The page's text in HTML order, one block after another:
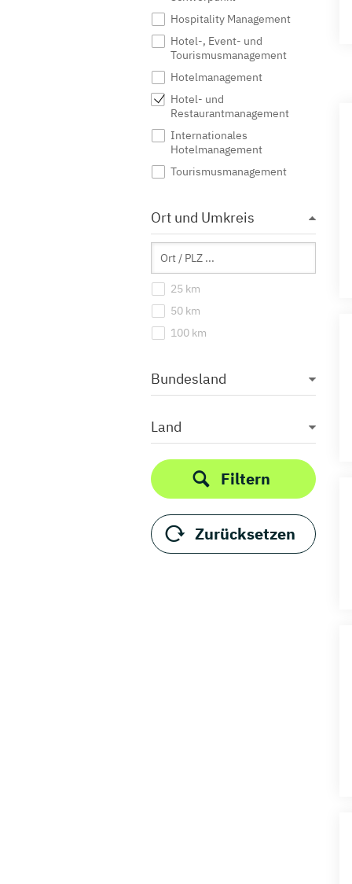
Hospitality Management
Hotel-, Event- und
Tourismusmanagement
Hotelmanagement
Hotel- und
Restaurantmanagement
Internationales
Hotelmanagement
Tourismusmanagement
Ort und Umkreis
25 km
50 km
100 km
Bundesland
Land
Filtern
Zurücksetzen